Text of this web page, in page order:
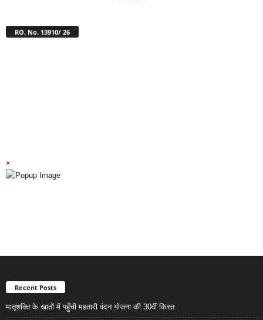
RO. No. 13910/ 26
×
Recent Posts
मातृशक्ति के खातों में पहुँची महतारी वंदन योजना की 30वीं किस्त